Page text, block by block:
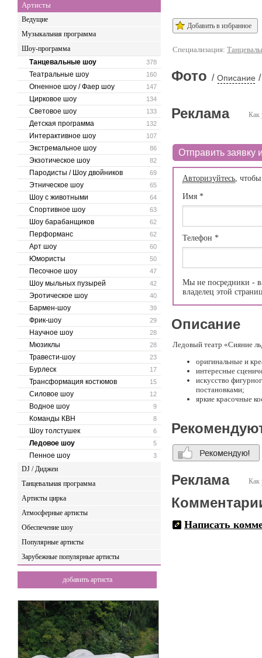
Артисты
Ведущие
Музыкальная программа
Шоу-программа
378
Танцевальные шоу
160
Театральные шоу
147
Огненное шоу / Фаер шоу
134
Цирковое шоу
133
Световое шоу
132
Детская программа
107
Интерактивное шоу
86
Экстремальное шоу
82
Экзотическое шоу
69
Пародисты / Шоу двойников
65
Этническое шоу
64
Шоу с животными
63
Спортивное шоу
62
Шоу барабанщиков
62
Перформанс
60
Арт шоу
50
Юмористы
47
Песочное шоу
42
Шоу мыльных пузырей
40
Эротическое шоу
39
Бармен-шоу
29
Фрик-шоу
28
Научное шоу
28
Мюзиклы
23
Травести-шоу
17
Бурлеск
15
Трансформация костюмов
12
Силовое шоу
9
Водное шоу
8
Команды КВН
6
Шоу толстушек
5
Ледовое шоу
3
Пенное шоу
DJ / Диджеи
Танцевальная программа
Артисты цирка
Атмосферные артисты
Обеспечение шоу
Популярные артисты
Зарубежные популярные артисты
добавить артиста
Добавить в избранное
Специализация:
Фото / Описание /
Как
Реклама
Отправить заявку
Авторизуйтесь,
Имя *
Телефон *
Мы не посредники -
владелец этой
Описание
Ледовый театр «Сияние
оригинальные и
интересные
искусство
постановками;
яркие красочные
Как
Реклама
Написать